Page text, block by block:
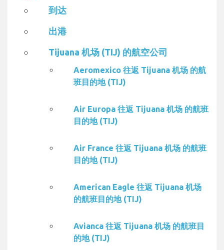
到达
出港
Tijuana 机场 (TIJ) 的航空公司
Aeromexico 往返 Tijuana 机场 的航
班目的地 (TIJ)
Air Europa 往返 Tijuana 机场 的航班
目的地 (TIJ)
Air France 往返 Tijuana 机场 的航班
目的地 (TIJ)
American Eagle 往返 Tijuana 机场
的航班目的地 (TIJ)
Avianca 往返 Tijuana 机场 的航班目
的地 (TIJ)